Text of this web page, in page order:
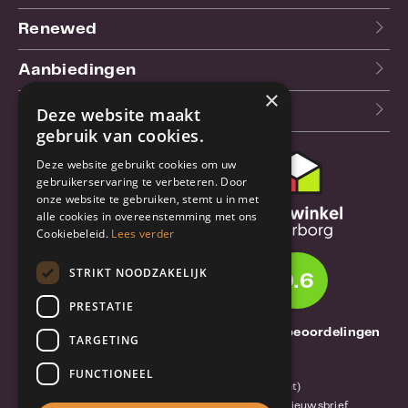
Renewed
Aanbiedingen
Blog
Klantenservice
Bestel- en
verzendinformatie
Garantie en reparatie
Annuleren of retourneren
Over TrueBase
9.6
1261 Thuisbeoordelingen
Over TrueBase
Privacy en voorwaarden (consument)
Algemene voorwaarden (zakelijk)
Blog en nieuwsbrief
×
Deze website maakt
gebruik van cookies.
Deze website gebruikt cookies om uw
gebruikerservaring te verbeteren. Door
onze website te gebruiken, stemt u in met
alle cookies in overeenstemming met ons
Cookiebeleid. Lees verder
STRIKT NOODZAKELIJK
PRESTATIE
TARGETING
FUNCTIONEEL